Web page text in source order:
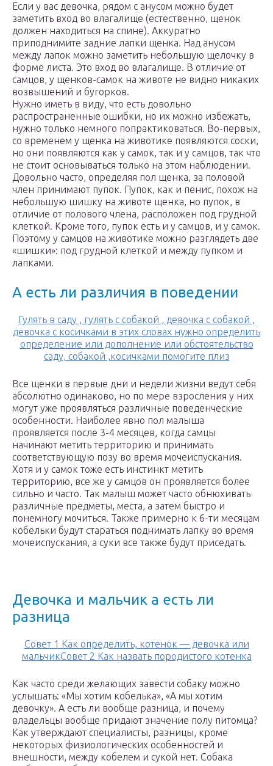
Если у вас девочка, рядом с анусом можно будет
заметить вход во влагалище (естественно, щенок
должен находиться на спине). Аккуратно
приподнимите задние лапки щенка. Над анусом
между лапок можно заметить небольшую щелочку в
форме листа. Это вход во влагалище. В отличие от
самцов, у щенков-самок на животе не видно никаких
возвышений и бугорков.
Нужно иметь в виду, что есть довольно
распространенные ошибки, но их можно избежать,
нужно только немного попрактиковаться. Во-первых,
со временем у щенка на животике появляются соски,
но они появляются как у самок, так и у самцов, так что
не стоит основываться только на этом наблюдении.
Довольно часто, определяя пол щенка, за половой
член принимают пупок. Пупок, как и пенис, похож на
небольшую шишку на животе щенка, но пупок, в
отличие от полового члена, расположен под грудной
клеткой. Кроме того, пупок есть и у самцов, и у самок.
Поэтому у самцов на животике можно разглядеть две
«шишки»: под грудной клеткой и между пупком и
лапками.
А есть ли различия в поведении
Гулять в саду , гулять с собакой , девочка с собакой ,
девочка с косичками в этих словах нужно определить
определение или дополнение или обстоятельство
саду, собакой ,косичками помогите плиз
Все щенки в первые дни и недели жизни ведут себя
абсолютно одинаково, но по мере взросления у них
могут уже проявляться различные поведенческие
особенности. Наиболее явно пол малыша
проявляется после 3-4 месяцев, когда самцы
начинают метить территорию и принимать
соответствующую позу во время мочеиспускания.
Хотя и у самок тоже есть инстинкт метить
территорию, все же у самцов он проявляется более
сильно и часто. Так малыш может часто обнюхивать
различные предметы, места, а затем быстро и
понемногу мочиться. Также примерно к 6-ти месяцам
кобельки будут стараться поднимать лапку во время
мочеиспускания, а суки все также будут приседать.
Девочка и мальчик а есть ли
разница
Совет 1 Как определить, котенок — девочка или
мальчикСовет 2 Как назвать породистого котенка
Как часто среди желающих завести собаку можно
услышать: «Мы хотим кобелька», «А мы хотим
девочку». А есть ли вообще разница, и почему
владельцы вообще придают значение полу питомца?
Как утверждают специалисты, разницы, кроме
некоторых физиологических особенностей и
внешности, между кобелем и сукой нет. Собака